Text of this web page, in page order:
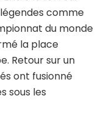
complet
et
de
comme
du monde
la place
Retour sur un
ont fusionné
sous les